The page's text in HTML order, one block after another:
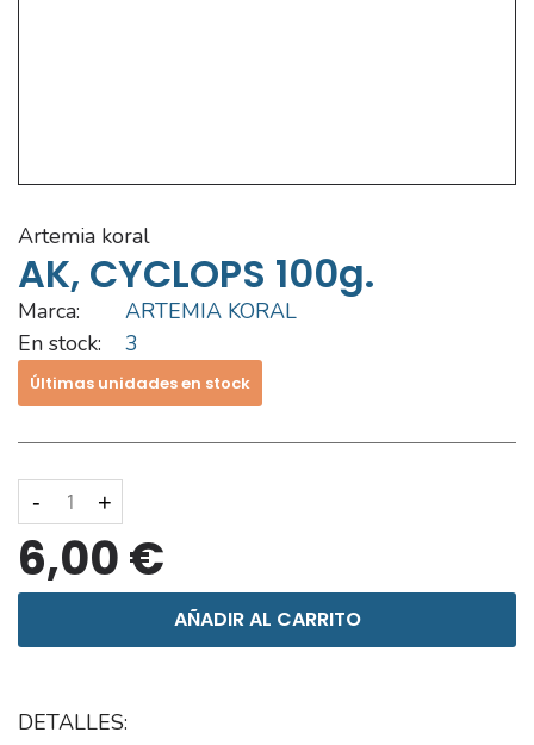
artemia koral
AK, CYCLOPS 100g.
Marca:
ARTEMIA KORAL
En stock:
3
Últimas unidades en stock
- +
6,00 €
AÑADIR AL CARRITO
DETALLES: